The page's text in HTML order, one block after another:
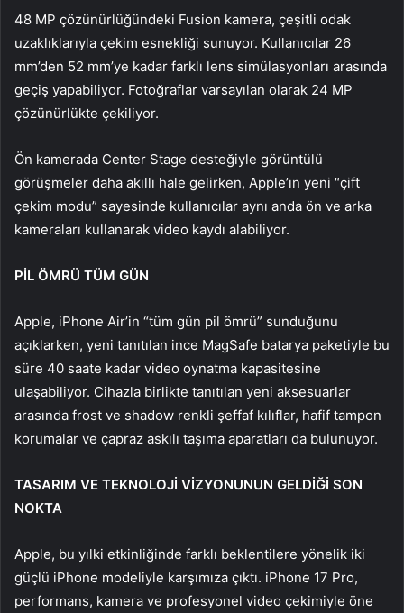
48 MP çözünürlüğündeki Fusion kamera, çeşitli odak
uzaklıklarıyla çekim esnekliği sunuyor. Kullanıcılar 26
mm’den 52 mm’ye kadar farklı lens simülasyonları arasında
geçiş yapabiliyor. Fotoğraflar varsayılan olarak 24 MP
çözünürlükte çekiliyor.
Ön kamerada Center Stage desteğiyle görüntülü
görüşmeler daha akıllı hale gelirken, Apple’ın yeni “çift
çekim modu” sayesinde kullanıcılar aynı anda ön ve arka
kameraları kullanarak video kaydı alabiliyor.
PİL ÖMRÜ TÜM GÜN
Apple, iPhone Air’in “tüm gün pil ömrü” sunduğunu
açıklarken, yeni tanıtılan ince MagSafe batarya paketiyle bu
süre 40 saate kadar video oynatma kapasitesine
ulaşabiliyor. Cihazla birlikte tanıtılan yeni aksesuarlar
arasında frost ve shadow renkli şeffaf kılıflar, hafif tampon
korumalar ve çapraz askılı taşıma aparatları da bulunuyor.
TASARIM VE TEKNOLOJİ VİZYONUNUN GELDİĞİ SON
NOKTA
Apple, bu yılki etkinliğinde farklı beklentilere yönelik iki
güçlü iPhone modeliyle karşımıza çıktı. iPhone 17 Pro,
performans, kamera ve profesyonel video çekimiyle öne